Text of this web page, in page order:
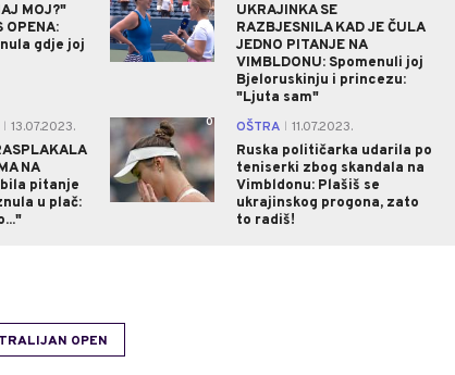
MOJ?"
OPENA:
gdje joj
UKRAJINKA SE
RAZBJESNILA KAD JE ČULA
JEDNO PITANJE NA
VIMBLDONU: Spomenuli joj
Bjeloruskinju i princezu:
"Ljuta sam"
13.07.2023.
NA
pitanje
u plač:
0 OŠTRA
11.07.2023.
Ruska političarka udarila po
teniserki zbog skandala na
Vimbldonu: Plašiš se
ukrajinskog progona, zato
to radiš!
OPEN